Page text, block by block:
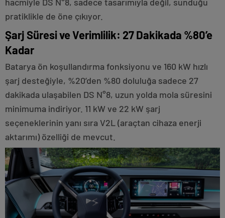
pratiklikle de öne çıkıyor.
Şarj Süresi ve Verimlilik: 27 Dakikada %80’e
Kadar
Batarya ön koşullandırma fonksiyonu ve 160 kW hızlı
şarj desteğiyle, %20’den %80 doluluğa sadece 27
dakikada ulaşabilen DS N°8, uzun yolda mola süresini
minimuma indiriyor. 11 kW ve 22 kW şarj
seçeneklerinin yanı sıra V2L (araçtan cihaza enerji
aktarımı) özelliği de mevcut.